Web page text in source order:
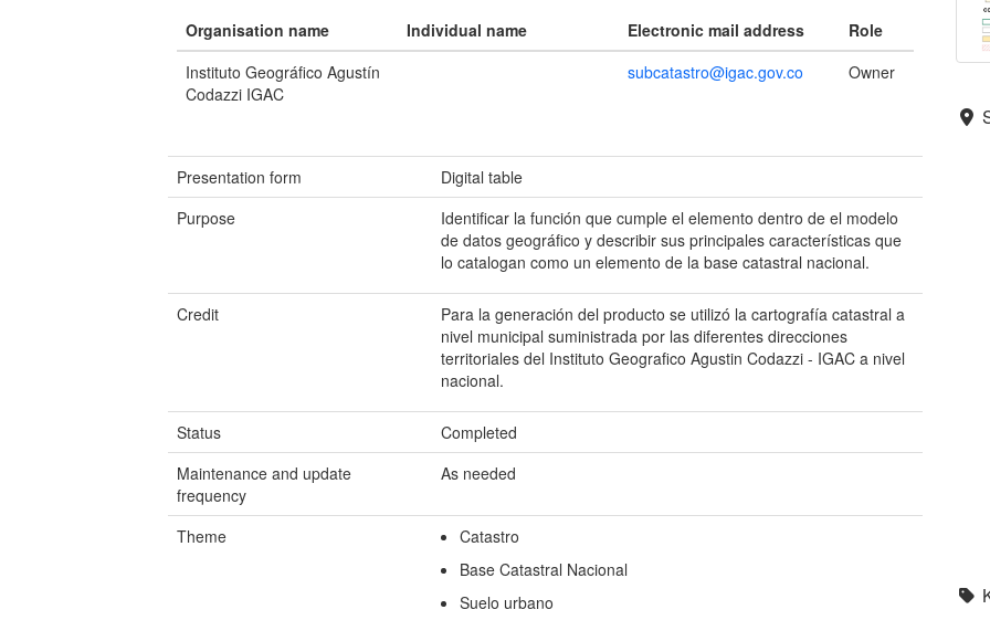
Organisation name Individual name Electronic mail address
Role
Instituto Geográfico Agustín
Codazzi IGAC
subcatastro@igac.gov.co Owner
Presentation form
Digital table
Purpose
Identificar la función que cumple el elemento dentro de el modelo
de datos geográfico y describir sus principales características que
lo catalogan como un elemento de la base catastral nacional.
Credit
Para la generación del producto se utilizó la cartografía catastral a
nivel municipal suministrada por las diferentes direcciones
territoriales del Instituto Geografico Agustin Codazzi - IGAC a nivel
nacional.
Status
Completed
Maintenance and update
frequency
As needed
Theme
Catastro
Base Catastral Nacional
Suelo urbano